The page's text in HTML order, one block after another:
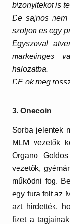
bizonyitekot is
De sajnos nem
szoljon es egy
Egyszoval
marketinges
halozatba.
DE ok meg
3. Onecoin
Sorba jelentek
MLM vezetők
Organo
vezetők,
működni fog.
egy fura folt az
azt hirdették,
fizet a